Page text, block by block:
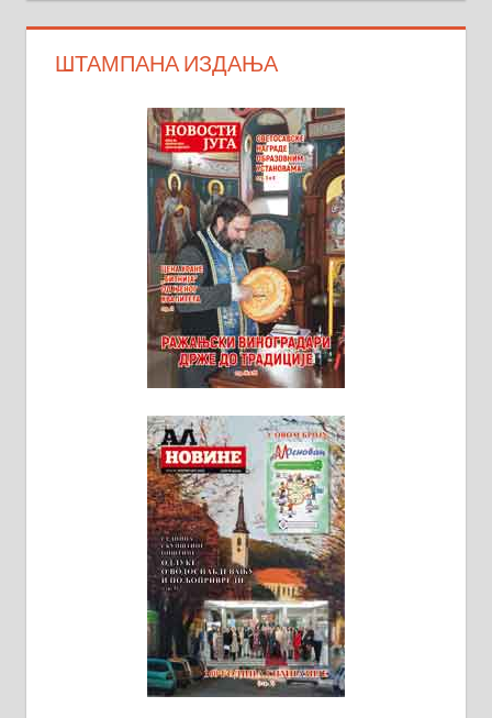
ШТАМПАНА ИЗДАЊА